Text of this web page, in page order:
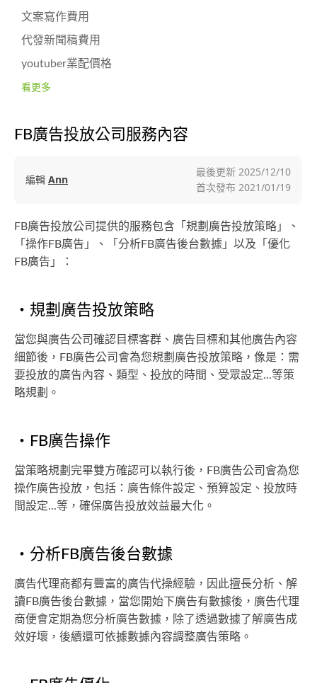
文案寫作費用
代發新聞稿費用
youtuber業配價格
看更多
FB廣告投放公司服務內容
編輯 Ann
最後更新 2025/12/10
首次發布 2021/01/19
FB廣告投放公司提供的服務包含「規劃廣告投放策略」、
「操作FB廣告」、「分析FB廣告後台數據」以及「優化
FB廣告」：
・規劃廣告投放策略
當您與廣告公司確認目標客群、廣告目標和其他廣告內容
細節後，FB廣告公司會為您規劃廣告投放策略，像是：需
要投放的廣告內容、類型、投放的時間、受眾設定...等策
略規劃。
・FB廣告操作
當策略規劃完畢雙方確認可以執行後，FB廣告公司會為您
操作廣告投放，包括：廣告條件設定、預算設定、投放時
間設定...等，確保廣告投放效益最大化。
・分析FB廣告後台數據
廣告代理商都有豐富的廣告代操經驗，因此擅長分析、解
讀FB廣告後台數據，當您開始下廣告有數據後，廣告代理
商便會定期為您分析廣告數據，除了透過數據了解廣告成
效好壞，後續還可依據數據內容調整廣告策略。